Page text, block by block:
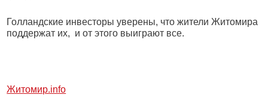
Голландские инвесторы уверены, что жители Житомира
поддержат их, и от этого выиграют все.
Житомир.info